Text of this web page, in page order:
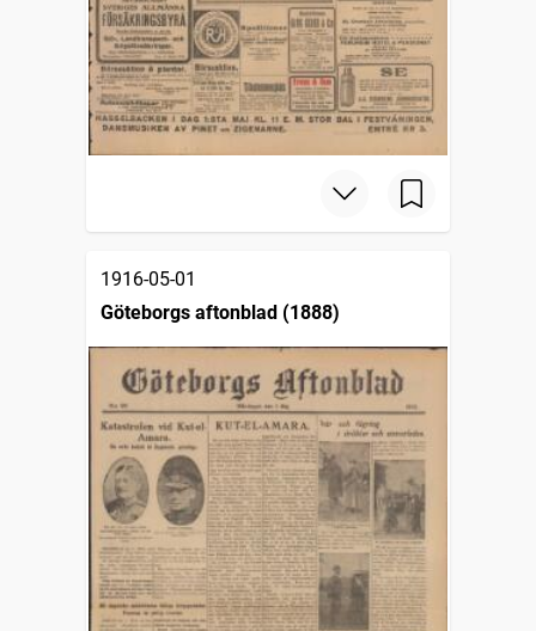
1916-05-01
Göteborgs aftonblad (1888)